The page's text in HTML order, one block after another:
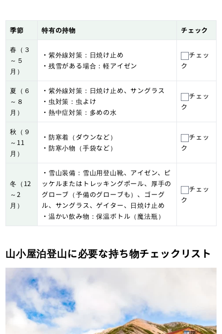
季節 特有の持物 チェック
春（３
～５
月）
・紫外線対策：日焼け止め
・残雪がある場合：軽アイゼン
チェッ
ク
夏（６
～８
月）
・紫外線対策：日焼け止め、サングラス
・虫対策：虫よけ
・熱中症対策：多めの水
チェッ
ク
秋（９
～11
月）
・防寒着（ダウンなど）
・防寒小物（手袋など）
チェッ
ク
冬（12
～2
月）
・雪山装備：雪山用登山靴、アイゼン、ピ
ッケルまたはトレッキングポール、厚手の
グローブ（予備のグローブも）、ゴーグ
ル、サングラス、ゲイター、日焼け止め
・温かい飲み物：保温ボトル（魔法瓶）
チェッ
ク
山小屋泊登山に必要な持ち物チェックリスト